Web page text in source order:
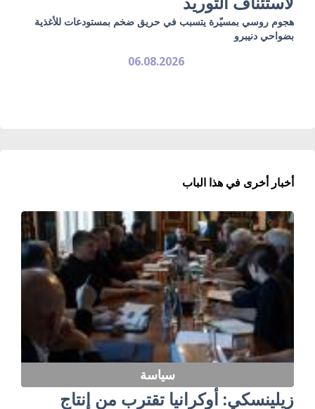
هجوم روسي بمسيّرة يتسبب في حريق ضخم بمستودعات للأغذية
بضواحي دنيبرو
06.08.2026
أخبار أخرى في هذا الباب
سياسة
زيلينسكي: أوكرانيا تقترب من إنتاج